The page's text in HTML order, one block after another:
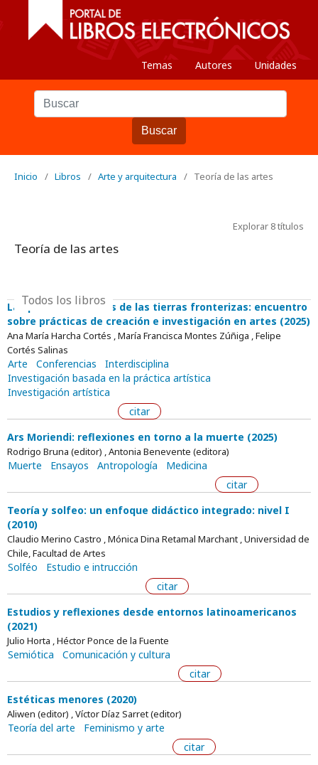
Temas Autores Unidades
Buscar
Inicio / Libros / Arte y arquitectura / Teoría de las artes
Explorar 8 títulos
Teoría de las artes
Todos los libros
Las potencias vitales de las tierras fronterizas: encuentro
sobre prácticas de creación e investigación en artes (2025)
Ana María Harcha Cortés , María Francisca Montes Zúñiga , Felipe
Cortés Salinas
Arte Conferencias
Interdisciplina
Investigación basada en la práctica artística
Investigación artística
citar
Ars Moriendi: reflexiones en torno a la muerte (2025)
Rodrigo Bruna (editor) , Antonia Benevente (editora)
Muerte Ensayos Antropología
Medicina
citar
Teoría y solfeo: un enfoque didáctico integrado: nivel I
(2010)
Claudio Merino Castro , Mónica Dina Retamal Marchant , Universidad de
Chile, Facultad de Artes
Solféo
Estudio e intrucción
citar
Estudios y reflexiones desde entornos latinoamericanos
(2021)
Julio Horta , Héctor Ponce de la Fuente
Semiótica
Comunicación y cultura
citar
Estéticas menores (2020)
Aliwen (editor) , Víctor Díaz Sarret (editor)
Teoría del arte
Feminismo y arte
citar